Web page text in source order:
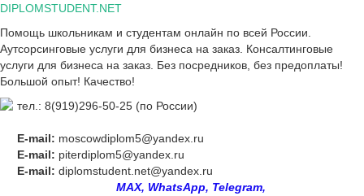
Skip
content
DIPLOMSTUDENT.NET
Помощь школьникам и студентам онлайн по всей России.
Аутсорсинговые услуги для бизнеса на заказ. Консалтинговые
услуги для бизнеса на заказ. Без посредников, без предоплаты!
Большой опыт! Качество!
тел.: 8(919)296-50-25 (по России)
E-mail: moscowdiplom5@yandex.ru
E-mail: piterdiplom5@yandex.ru
E-mail: diplomstudent.net@yandex.ru
MAX, WhatsApp, Telegram,